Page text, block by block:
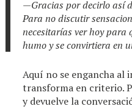
—Gracias por decirlo así
Para no discutir
necesitarías ver hoy para
humo y se convirtiera en
Aquí no se engancha al
transforma en criterio.
y devuelve la